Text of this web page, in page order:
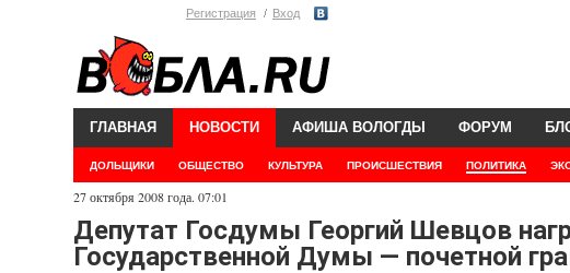
Регистрация Вход
ГЛАВНАЯ НОВОСТИ
ДОЛЬЩИКИ ОБЩЕСТВО КУЛЬТУРА ПРОИСШЕСТВИЯ ПОЛИТИКА
АФИША ВОЛОГДЫ ФОРУМ
27 октября 2008 года. 07:01
Депутат Госдумы Георгий Шевцов
Государственной Думы — почетной